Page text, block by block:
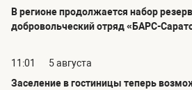
В регионе продолжается набор
добровольческий отряд «БАРС-
11:01
5 августа
Заселение в гостиницы теперь